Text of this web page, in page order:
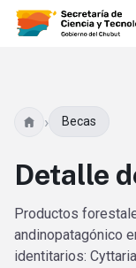
› Becas
Detalle
Productos
andinopatagónico
identitarios: